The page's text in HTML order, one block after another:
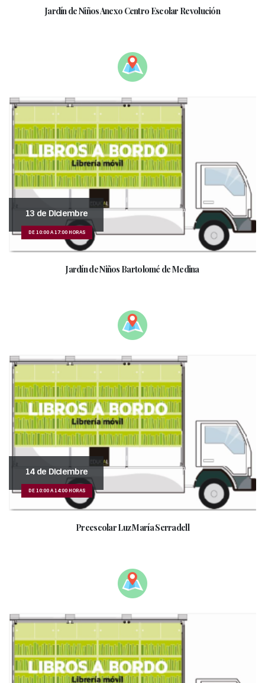
Jardín de Niños Anexo Centro Escolar Revolución
13 de Diciembre
DE 10:00 A 17:00 HORAS
Jardín de Niños Bartolomé de Medina
14 de Diciembre
DE 10:00 A 14:00 HORAS
Preescolar Luz María Serradell